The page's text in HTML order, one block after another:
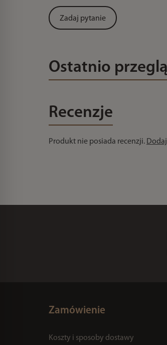
Zadaj pytanie
Ostatnio
Recenzje
Produkt nie posiada recenzji.
Zamówienie
Koszty i sposoby dostawy